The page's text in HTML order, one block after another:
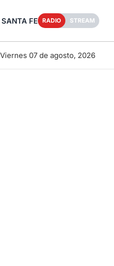
FE RADIO STREAM
Viernes 07 de agosto, 2026